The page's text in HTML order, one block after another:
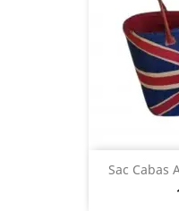
Sac Cabas